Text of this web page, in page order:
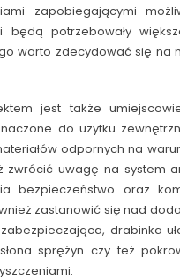
zapobiegającymi
będą potrzebowały
warto zdecydować się na
jest także
do użytku
odpornych na
zwrócić uwagę na system
bezpieczeństwo oraz
zastanowić się nad
drabinka
sprężyn czy też